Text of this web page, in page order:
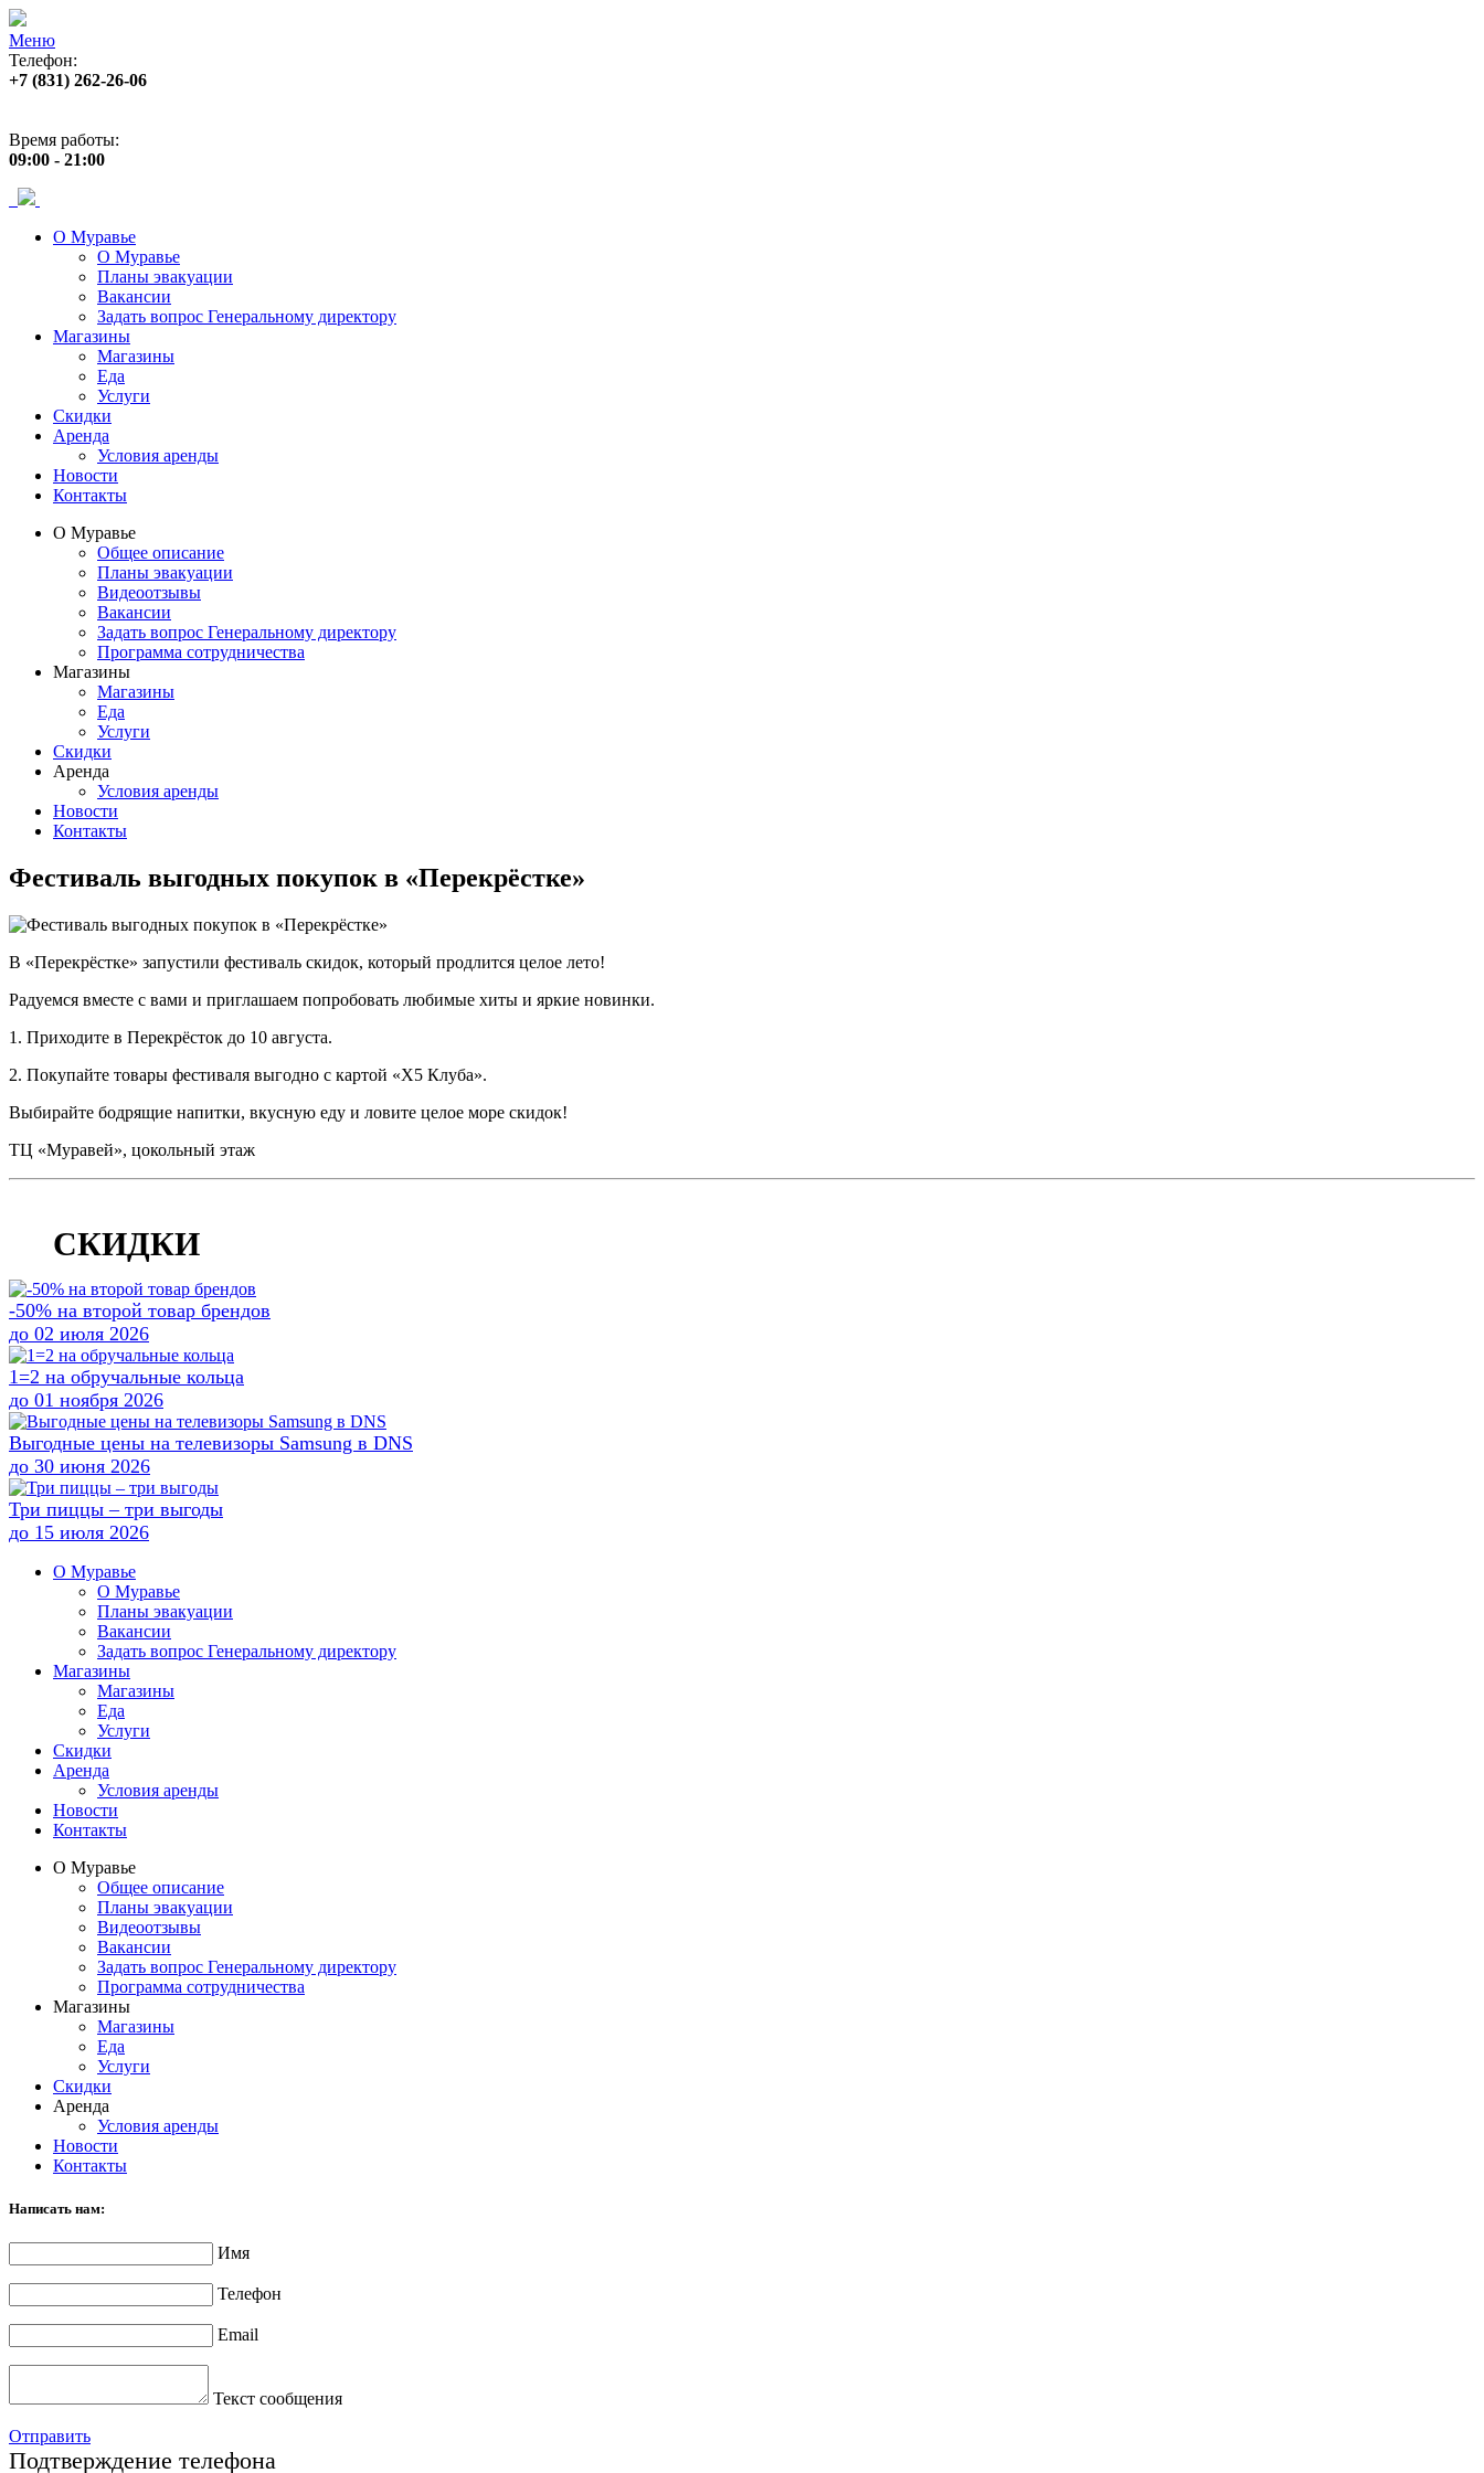
Меню
Телефон:
+7 (831) 262-26-06
Время работы:
09:00 - 21:00
О Муравье
О Муравье
Планы эвакуации
Вакансии
Задать вопрос Генеральному директору
Магазины
Магазины
Еда
Услуги
Скидки
Аренда
Условия аренды
Новости
Контакты
О Муравье
Общее описание
Планы эвакуации
Видеоотзывы
Вакансии
Задать вопрос Генеральному директору
Программа сотрудничества
Магазины
Магазины
Еда
Услуги
Скидки
Аренда
Условия аренды
Новости
Контакты
Фестиваль выгодных покупок в «Перекрёстке»
В «Перекрёстке» запустили фестиваль скидок, который продлится целое лето!
Радуемся вместе с вами и приглашаем попробовать любимые хиты и яркие новинки.
1. Приходите в Перекрёсток до 10 августа.
2. Покупайте товары фестиваля выгодно с картой «Х5 Клуба».
Выбирайте бодрящие напитки, вкусную еду и ловите целое море скидок!
ТЦ «Муравей», цокольный этаж
СКИДКИ
-50% на второй товар брендов
до 02 июля 2026
1=2 на обручальные кольца
до 01 ноября 2026
Выгодные цены на телевизоры Samsung в DNS
до 30 июня 2026
Три пиццы ‒ три выгоды
до 15 июля 2026
О Муравье
О Муравье
Планы эвакуации
Вакансии
Задать вопрос Генеральному директору
Магазины
Магазины
Еда
Услуги
Скидки
Аренда
Условия аренды
Новости
Контакты
О Муравье
Общее описание
Планы эвакуации
Видеоотзывы
Вакансии
Задать вопрос Генеральному директору
Программа сотрудничества
Магазины
Магазины
Еда
Услуги
Скидки
Аренда
Условия аренды
Новости
Контакты
Написать нам:
Имя
Телефон
Email
Текст сообщения
Отправить
Подтверждение телефона